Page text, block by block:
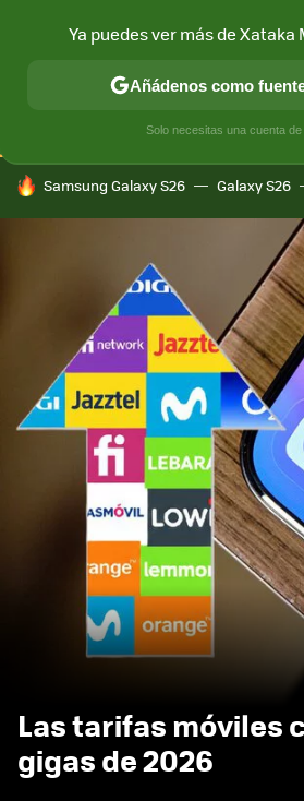
CONECTIVIDAD MÓVIL Y SOCIEDAD
HOY SE HABLA DE
Samsung Galaxy S26 Galaxy S26
Las tarifas móviles
gigas de 2026
Ya puedes ver más de Xataka
Añádenos como
Solo necesitas una cuenta de